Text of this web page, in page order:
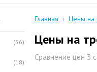
Главная › Цены на
Цены на
Сравнение цен 3
(56)
(18)